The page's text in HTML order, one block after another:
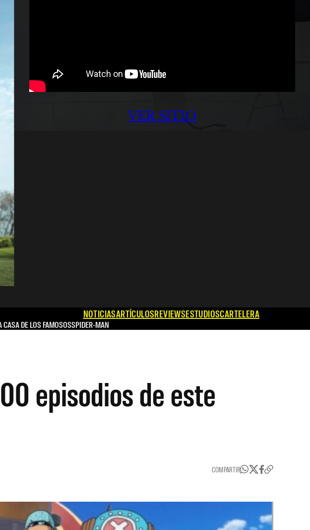
VER SITIO
NOTICIASARTÍCULOSREVIEWSESTUDIOSCARTELERA
CASA DE LOS FAMOSOSSPIDER-MAN
episodios de este
COMPARTIR